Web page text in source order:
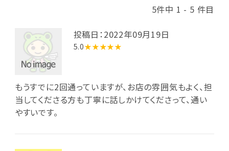
5件中 1 - 5 件目
投稿日：2022年09月19日
5.0★★★★★
もうすでに2回通っていますが、お店の雰囲気もよく、担
当してくださる方も丁寧に話しかけてくださって、通い
やすいです。